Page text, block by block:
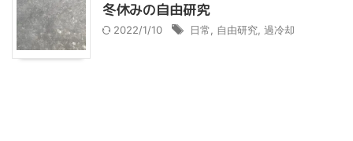
冬休みの自由研究
2022/1/10 日常 自由研究 過冷却